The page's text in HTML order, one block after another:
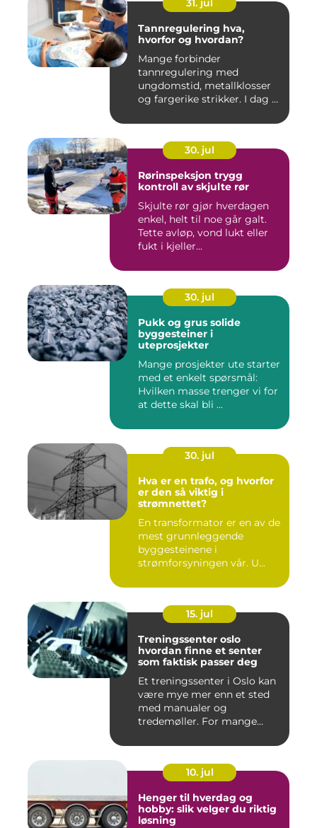
31. jul
Tannregulering hva,
hvorfor og hvordan?
Mange forbinder
tannregulering med
ungdomstid, metallklosser
og fargerike strikker. I dag er
30. jul
Rørinspeksjon trygg
kontroll av skjulte rør
Skjulte rør gjør hverdagen
enkel, helt til noe går galt.
Tette avløp, vond lukt eller
fukt i kjeller...
30. jul
Pukk og grus solide
byggesteiner i
uteprosjekter
Mange prosjekter ute starter
med et enkelt spørsmål:
Hvilken masse trenger vi for
at dette skal bli ...
30. jul
Hva er en trafo, og hvorfor
er den så viktig i
strømnettet?
En transformator er en av de
mest grunnleggende
byggesteinene i
strømforsyningen vår. U...
15. jul
Treningssenter oslo
hvordan finne et senter
som faktisk passer deg
Et treningssenter i Oslo kan
være mye mer enn et sted
med manualer og
tredemøller. For mange
10. jul
Henger til hverdag og
hobby: slik velger du riktig
løsning